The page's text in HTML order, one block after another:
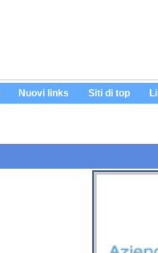
Nuovi links Siti di top